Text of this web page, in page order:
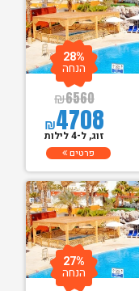
₪6560
₪4708
28%
הנחה
זוג, ל-4 לילות
פרטים
27%
הנחה